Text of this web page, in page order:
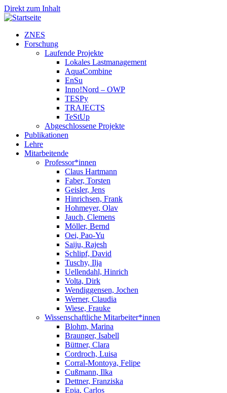
Direkt zum Inhalt
ZNES
Forschung
Laufende Projekte
Lokales Lastmanagement
AquaCombine
EnSu
Inno!Nord – OWP
TESPy
TRAJECTS
TeStUp
Abgeschlossene Projekte
Publikationen
Lehre
Mitarbeitende
Professor*innen
Claus Hartmann
Faber, Torsten
Geisler, Jens
Hinrichsen, Frank
Hohmeyer, Olav
Jauch, Clemens
Möller, Bernd
Oei, Pao-Yu
Saiju, Rajesh
Schlipf, David
Tuschy, Ilja
Uellendahl, Hinrich
Volta, Dirk
Wendiggensen, Jochen
Werner, Claudia
Wiese, Frauke
Wissenschaftliche Mitarbeiter*innen
Blohm, Marina
Braunger, Isabell
Büttner, Clara
Cordroch, Luisa
Corral-Montoya, Felipe
Cußmann, Ilka
Dettner, Franziska
Epia, Carlos